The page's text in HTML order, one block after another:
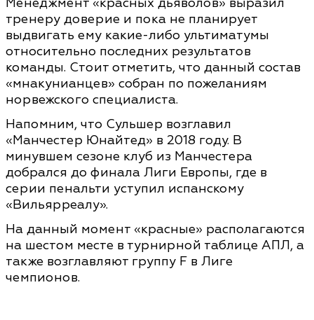
Менеджмент «красных дьяволов» выразил
тренеру доверие и пока не планирует
выдвигать ему какие-либо ультиматумы
относительно последних результатов
команды. Стоит отметить, что данный состав
«мнакунианцев» собран по пожеланиям
норвежского специалиста.
Напомним, что Сульшер возглавил
«Манчестер Юнайтед» в 2018 году. В
минувшем сезоне клуб из Манчестера
добрался до финала Лиги Европы, где в
серии пенальти уступил испанскому
«Вильярреалу».
На данный момент «красные» располагаются
на шестом месте в турнирной таблице АПЛ, а
также возглавляют группу F в Лиге
чемпионов.